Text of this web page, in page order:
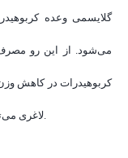
گلایسمی وعده
می‌شود. از این رو
کربوهیدرات در کاهش